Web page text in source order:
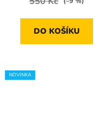
DO KOŠÍKU
NOVINKA